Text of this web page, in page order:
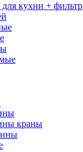
кухни + фильтр
краны